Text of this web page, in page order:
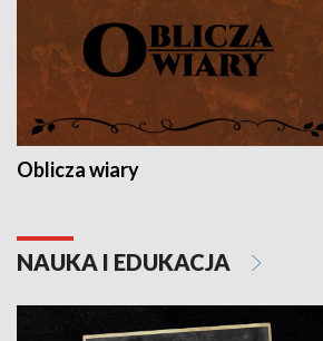
Oblicza wiary
NAUKA I EDUKACJA